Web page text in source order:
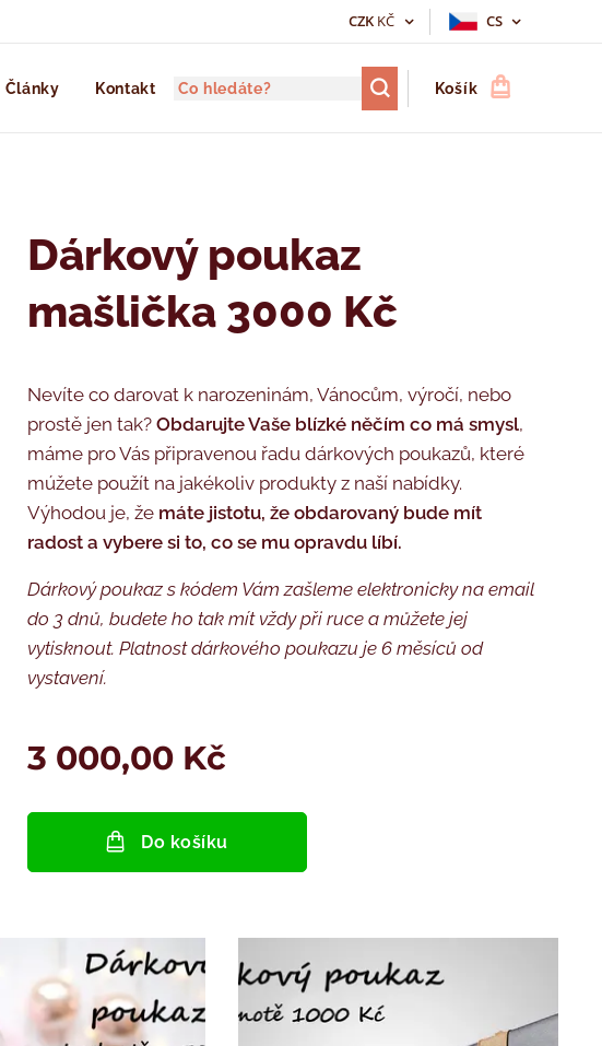
CZK KČ CS
Články Kontakt Košík
Dárkový poukaz
mašlička 3000 Kč
Nevíte co darovat k narozeninám, Vánocům, výročí, nebo
prostě jen tak?Obdarujte Vaše blízké něčím co má smysl,
máme pro Vás připravenou řadu dárkových poukazů, které
múžete použít na jakékoliv produkty z naší nabídky.
Výhodou je, že máte jistotu, že obdarovaný bude mít
radost a vybere si to, co se mu opravdu líbí.
Dárkový poukaz s kódem Vám zašleme elektronicky na email
do 3 dnů, budete ho tak mít vždy při ruce a můžete jej
vytisknout.Platnost dárkového poukazu je 6 měsíců od
vystavení.
3 000,00 Kč
Do košíku